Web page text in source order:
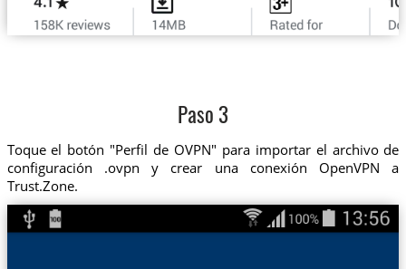
Paso 3
Toque el botón "Perfil de OVPN" para importar el archivo de
configuración .ovpn y crear una conexión OpenVPN a
Trust.Zone.